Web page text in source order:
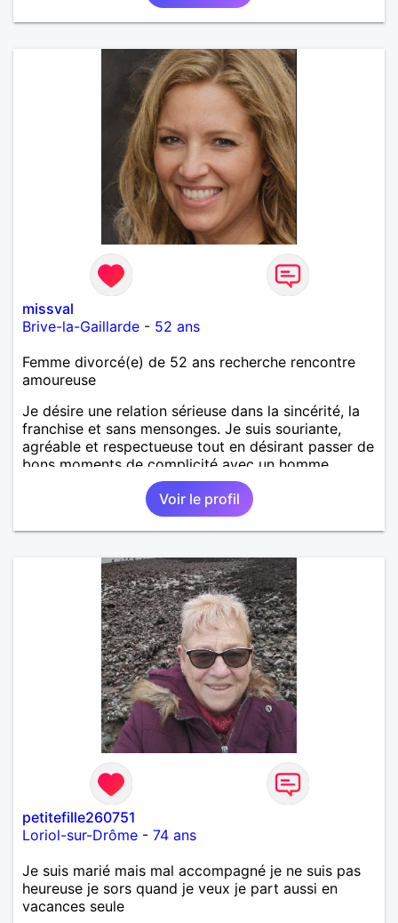
missval
Brive-la-Gaillarde - 52 ans
Femme divorcé(e) de 52 ans recherche rencontre
amoureuse
Je désire une relation sérieuse dans la sincérité, la
franchise et sans mensonges. Je suis souriante,
agréable et respectueuse tout en désirant passer de
bons moments de complicité avec un homme
voulant aller dans la même direction que moi.
Voir le profil
petitefille260751
Loriol-sur-Drôme - 74 ans
Je suis marié mais mal accompagné je ne suis pas
heureuse je sors quand je veux je part aussi en
vacances seule